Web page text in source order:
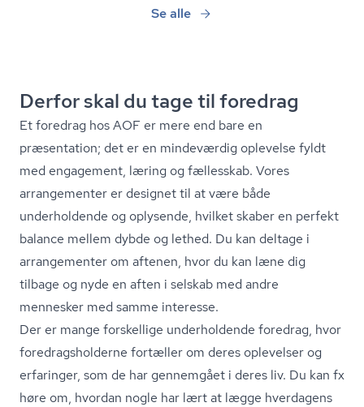
Se alle
Derfor skal du tage til foredrag
Et foredrag hos AOF er mere end bare en
præsentation; det er en mindeværdig oplevelse fyldt
med engagement, læring og fællesskab. Vores
arrangementer er designet til at være både
underholdende og oplysende, hvilket skaber en perfekt
balance mellem dybde og lethed. Du kan deltage i
arrangementer om aftenen, hvor du kan læne dig
tilbage og nyde en aften i selskab med andre
mennesker med samme interesse.
Der er mange forskellige underholdende foredrag, hvor
fored­rags­hol­der­ne fortæller om deres oplevelser og
erfaringer, som de har gennemgået i deres liv. Du kan fx
høre om, hvordan nogle har lært at lægge hverdagens